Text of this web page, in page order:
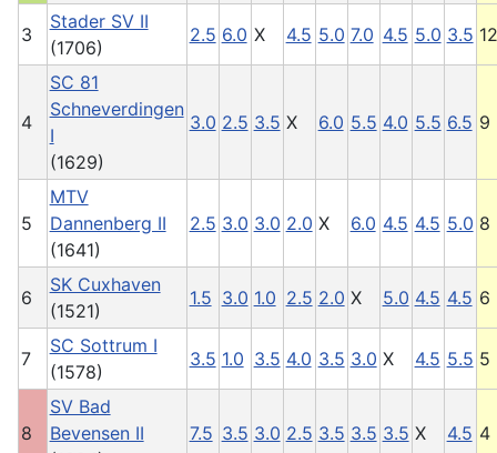
3
Stader SV II
(1706)
2.5 6.0 X 4.5 5.0 7.0 4.5 5.0 3.5 12
4
SC 81
Schneverdingen
I
(1629)
3.0 2.5 3.5 X 6.0 5.5 4.0 5.5 6.5 9
5
MTV
Dannenberg II
(1641)
2.5 3.0 3.0 2.0 X 6.0 4.5 4.5 5.0 8
6
SK Cuxhaven
(1521)
1.5 3.0 1.0 2.5 2.0 X 5.0 4.5 4.5 6
7
SC Sottrum I
(1578)
3.5 1.0 3.5 4.0 3.5 3.0 X 4.5 5.5 5
8
SV Bad
Bevensen II
7.5 3.5 3.0 2.5 3.5 3.5 3.5 X 4.5 4